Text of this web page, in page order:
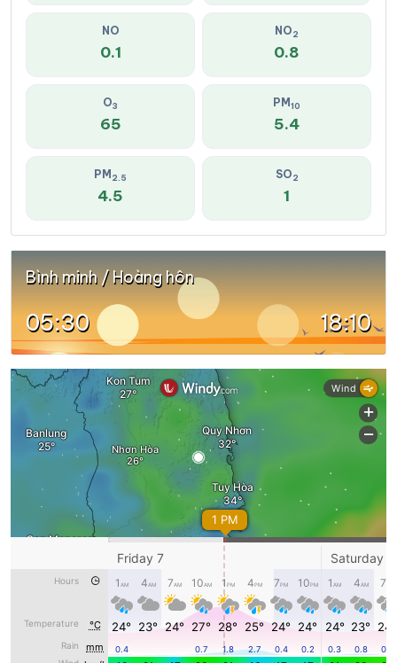
NO
0.1
NO2
0.8
O3
65
PM 10
5.4
PM 2.5
4.5
SO2
1
Bình minh / Hoàng hôn
05:30 18:10